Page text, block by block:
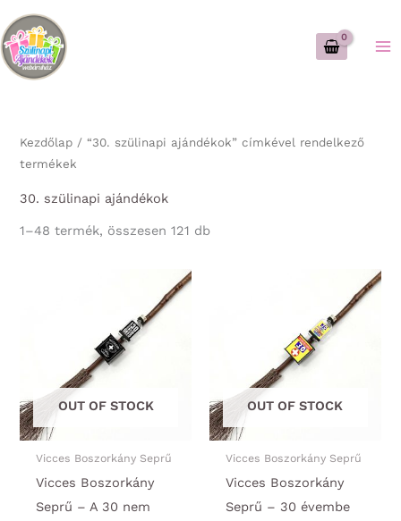
Skip
to
content
Kezdőlap / “30. szülinapi ajándékok” címkével rendelkező
termékek
30. szülinapi ajándékok
1–48 termék, összesen 121 dbSorted
OUT OF STOCK
Vicces Boszorkány Seprű
Vicces Boszorkány
Seprű – A 30 nem
OUT OF STOCK
Vicces Boszorkány Seprű
Vicces Boszorkány
Seprű – 30 évembe